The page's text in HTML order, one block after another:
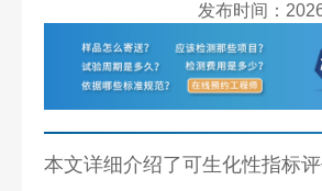
发布时间：
本文详细介绍了可生化性指标